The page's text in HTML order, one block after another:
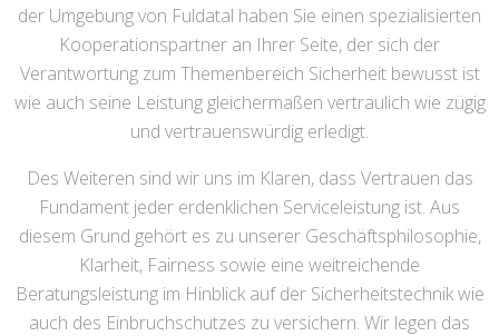
der Umgebung von Fuldatal haben Sie einen spezialisierten
Kooperationspartner an Ihrer Seite, der sich der
Verantwortung zum Themenbereich Sicherheit bewusst ist
wie auch seine Leistung gleichermaßen vertraulich wie zügig
und vertrauenswürdig erledigt.
Des Weiteren sind wir uns im Klaren, dass Vertrauen das
Fundament jeder erdenklichen Serviceleistung ist. Aus
diesem Grund gehört es zu unserer Geschäftsphilosophie,
Klarheit, Fairness sowie eine weitreichende
Beratungsleistung im Hinblick auf der Sicherheitstechnik wie
auch des Einbruchschutzes zu versichern. Wir legen das